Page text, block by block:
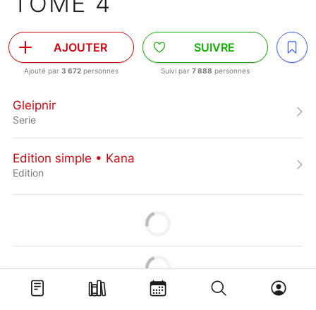
AJOUTER
Ajouté par 3 672 personnes
SUIVRE
Suivi par 7 888 personnes
Gleipnir
Serie
Edition simple • Kana
Edition